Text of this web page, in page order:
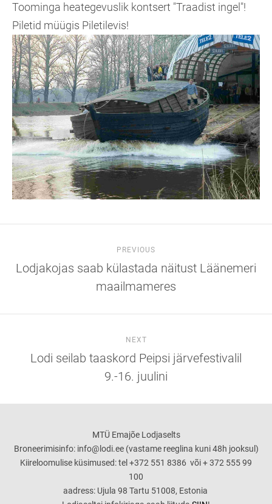
Toominga heategevuslik kontsert "Traadist ingel"!
Piletid müügis Piletilevis!
PREVIOUS
Lodjakojas saab külastada näitust Läänemeri
maailmameres
NEXT
Lodi seilab taaskord Peipsi järvefestivalil
9.-16. juulini
MTÜ Emajõe Lodjaselts
Broneerimisinfo: info@lodi.ee (vastame reeglina kuni 48h jooksul)
Kiireloomulise küsimused: tel +372 551 8386 või + 372 555 99
100
aadress: Ujula 98 Tartu 51008, Estonia